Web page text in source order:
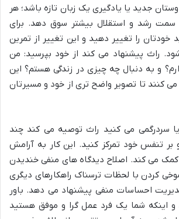
جدید یا یادگیری یک زبان تازه باشد؛ هر
سمت رشد و استقلال بیشتر سوق دهد. برای
خودتان را تغییر دهید و این تغییر از تمرین
راث پیشنهاد می کند از خود بپرسید: من
و به دنبال چه چیزی در زندگی هستم؟ این
کنند تا تصویر واضح تری از خود و مسیرتان
سردرگمی می کنید راث توصیه می کند چند
تنفس خود تمرکز کنید. این کار به آرامش
کمک می کند. اصلاح دیدگاه های منفی خندیدن
کردن با لحظات ترسناک راهکارهای دیگری
احساسات منفی پیشنهاد می دهد. باور
و اینکه شما یک فرد عمل گرا و موفق هستید